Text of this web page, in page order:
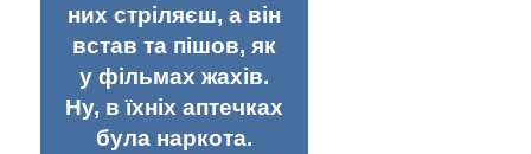
них стріляєш, а він
встав та пішов, як
у фільмах жахів.
Ну, в їхніх аптечках
була наркота.